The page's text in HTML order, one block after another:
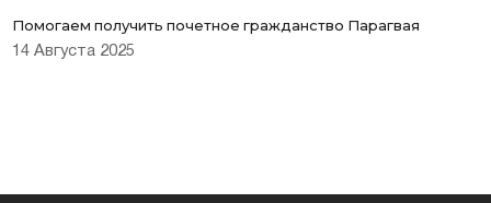
Помогаем получить почетное гражданство Парагвая
14 Августа 2025